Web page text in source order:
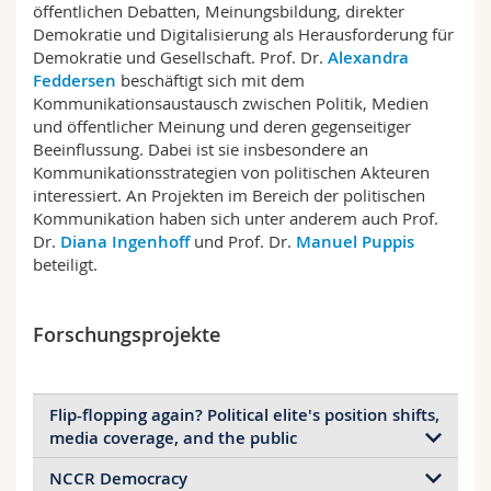
Math.-Nat. und Med. Fak.
Interfakultär
Mitarbeitende
Doktorierende
Webmail
Vorlesungsverzeichnis
MyUnifr
öffentlichen Debatten, Meinungsbildung, direkter
Demokratie und Digitalisierung als Herausforderung für
Demokratie und Gesellschaft. Prof. Dr. Alexandra
Feddersen beschäftigt sich mit dem
Kommunikationsaustausch zwischen Politik, Medien
und öffentlicher Meinung und deren gegenseitiger
Beeinflussung. Dabei ist sie insbesondere an
Kommunikationsstrategien von politischen Akteuren
interessiert. An Projekten im Bereich der politischen
Kommunikation haben sich unter anderem auch Prof.
Dr. Diana Ingenhoffund Prof. Dr. Manuel Puppis
beteiligt.
Forschungsprojekte
Flip-flopping again? Political elite's position shifts,
media coverage, and the public
NCCR Democracy